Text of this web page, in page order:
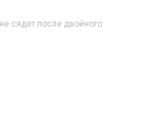
сядет после двойного